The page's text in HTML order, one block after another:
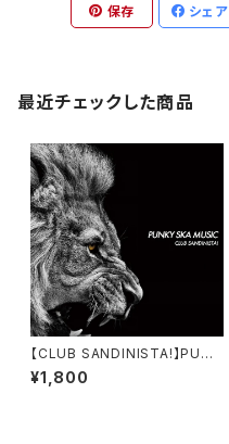
保存 シェア
最近チェックした商品
【CLUB SANDINISTA!】PUNK
Y SKA MUSIC(CD)
¥1,800